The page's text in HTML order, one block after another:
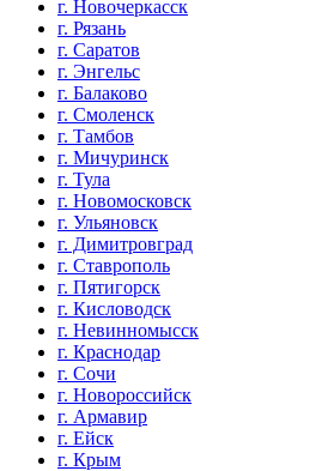
г. Новочеркасск
г. Рязань
г. Саратов
г. Энгельс
г. Балаково
г. Смоленск
г. Тамбов
г. Мичуринск
г. Тула
г. Новомосковск
г. Ульяновск
г. Димитровград
г. Ставрополь
г. Пятигорск
г. Кисловодск
г. Невинномысск
г. Краснодар
г. Сочи
г. Новороссийск
г. Армавир
г. Ейск
г. Крым